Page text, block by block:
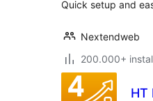
Quick setup and
Nextendweb
200.000+
HT